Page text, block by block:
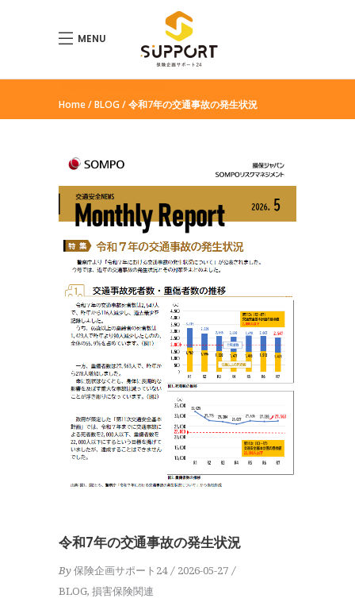
MENU
Home BLOG 令和7年の交通事故の発生状況
令和7年の交通事故の発生状況
By 保険企画サポート24
2026-05-27
BLOG, 損害保険関連